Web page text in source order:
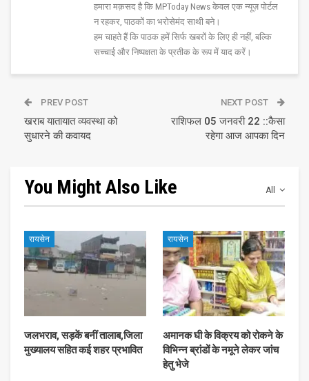
हमारा मक़सद है कि MPToday News केवल एक न्यूज़ पोर्टल
न रहकर, पाठकों का भरोसेमंद साथी बने।
हम चाहते हैं कि पाठक हमें सिर्फ खबरों के लिए ही नहीं, बल्कि
सच्चाई और निष्पक्षता के प्रतीक के रूप में याद करें।
PREV POST
खराब यातायात व्यवस्था को
सुधारने की कवायद
NEXT POST
राशिफल 05 जनवरी 22 ::कैसा
रहेगा आज आपका दिन
All
You Might Also Like
रायसेन
जलभराव, सड़कें बनीं तालाब,जिला
मुख्यालय सहित कई शहर प्रभावित
रायसेन
अमानक घी के विक्रय को रोकने के
विभिन्न ब्रांडों के नमूने लेकर जांच
हेतु भेजे